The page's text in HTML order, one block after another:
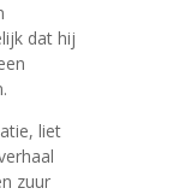
dat hij
liet
zuur